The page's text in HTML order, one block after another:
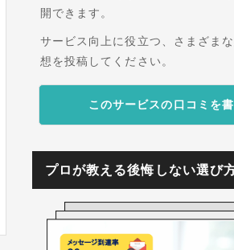
開できます。
サービス向上に役立つ、さまざま
想を投稿してください。
このサービスの口コミを書
プロが教える後悔しない選び